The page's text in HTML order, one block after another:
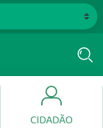
CIDADÃO